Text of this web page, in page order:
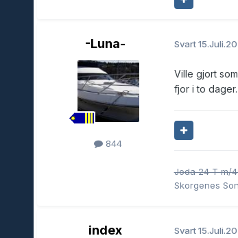
-Luna-
844
Svart
Ville gjort
fjor i to
Joda 24 T m/
Skorgenes
index Svart